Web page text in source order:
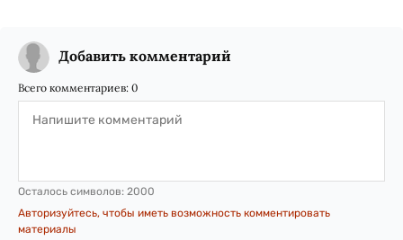
Добавить комментарий
Всего комментариев: 0
Осталось символов: 2000
Авторизуйтесь, чтобы иметь возможность комментировать
материалы